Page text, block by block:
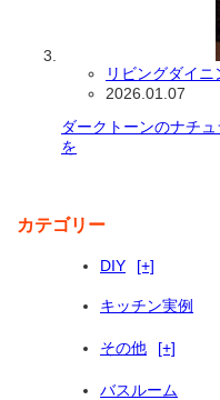
リビングダイニ
2026.01.07
ダークトーンのナチ
を
カテゴリー
DIY [+]
キッチン実例
その他 [+]
バスルーム